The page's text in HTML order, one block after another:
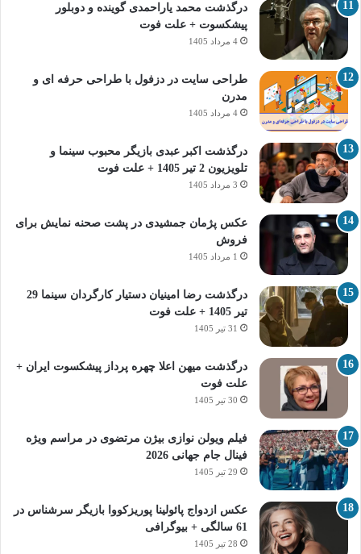
درگذشت محمد یاراحمدی گوینده و دوبلور
پیشکسوت + علت فوت
4 مرداد 1405
طراحی سایت در دزفول با طراحی حرفه‌ ای و
مدرن
4 مرداد 1405
درگذشت اکبر عبدی بازیگر محبوب سینما و
تلویزیون 2 تیر 1405 + علت فوت
3 مرداد 1405
عکس پژمان جمشیدی در پشت صحنه نمایش برای
فروش
1 مرداد 1405
درگذشت رضا امینیان دستیار کارگردان سینما 29
تیر 1405 + علت فوت
31 تیر 1405
درگذشت میهن اعلا چهره پرداز پیشکسوت ایران +
علت فوت
30 تیر 1405
فیلم ویولن نوازی بیژن مرتضوی در مراسم ویژه
فینال جام جهانی 2026
29 تیر 1405
عکس ازدواج پائولینا پوریزکووا بازیگر سرشناس در
61 سالگی + بیوگرافی
28 تیر 1405